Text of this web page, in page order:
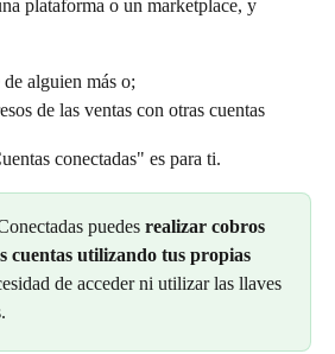
plataforma o un marketplace, y
alguien más o;
de las ventas con otras cuentas
conectadas" es para ti.
puedes realizar cobros
cuentas utilizando tus propias
de acceder ni utilizar las llaves